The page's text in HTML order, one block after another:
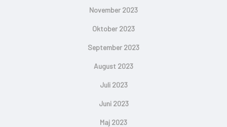
November 2023
Oktober 2023
September 2023
August 2023
Juli 2023
Juni 2023
Maj 2023